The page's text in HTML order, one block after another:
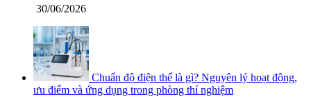
30/06/2026
Chuẩn độ điện thế là gì? Nguyên lý hoạt động,
ưu điểm và ứng dụng trong phòng thí nghiệm